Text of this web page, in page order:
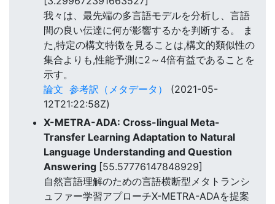
我々は、最先端の多言語モデルを分析し、言語
間の良い伝達に何が影響するかを判断する。 ま
た,特定の構文特徴を見ることは,構文的類似性の
集合よりも,性能予測に2～4倍有益であることを
示す。
論文 参考訳（メタデータ）
(2021-05-
12T21:22:58Z)
X-METRA-ADA: Cross-lingual Meta-
Transfer Learning Adaptation to Natural
Language Understanding and Question
Answering [55.57776147848929]
自然言語理解のための言語横断型メタトランシ
ュファー学習アプローチX-METRA-ADAを提案